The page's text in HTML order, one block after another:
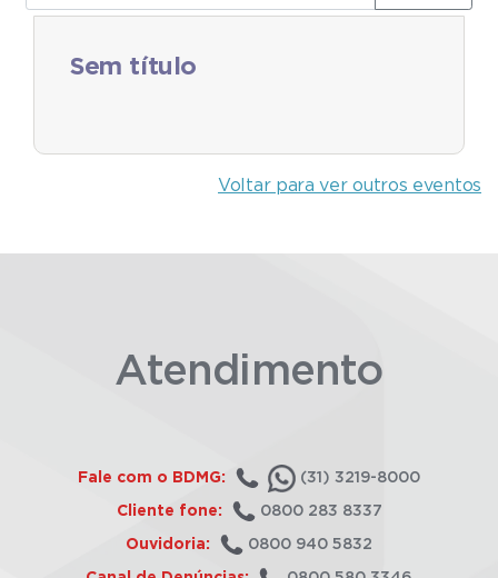
Sem título
Voltar para ver outros eventos
Atendimento
Fale com o BDMG: (31) 3219-8000
Cliente fone: 0800 283 8337
Ouvidoria: 0800 940 5832